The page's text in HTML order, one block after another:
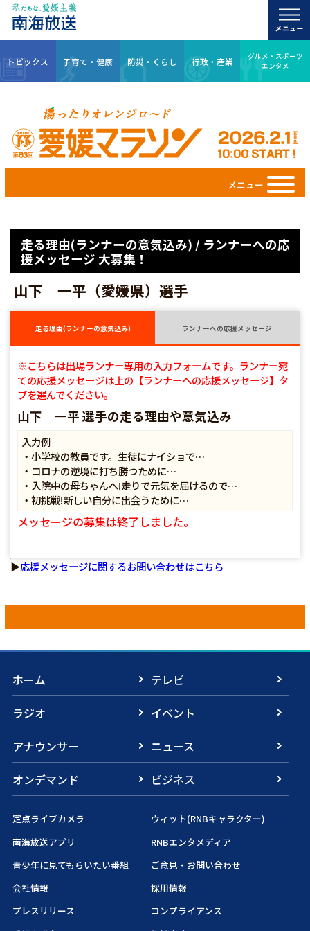
トピックス 子育て・健康 防災・くらし 行政・産業
グルメ・スポーツ
エンタメ
メニュー
走る理由(ランナーの意気込み) / ランナーへの応
援メッセージ 大募集！
山下 一平（愛媛県）選手
走る理由(ランナーの意気込み) ランナーへの応援メッセージ
※こちらは出場ランナー専用の入力フォームです。ランナー宛
ての応援メッセージは上の【ランナーへの応援メッセージ】タ
ブを選んでください。
山下 一平 選手の走る理由や意気込み
入力例
・小学校の教員です。生徒にナイショで…
・コロナの逆境に打ち勝つために…
・入院中の母ちゃんへ!走りで元気を届けるので…
・初挑戦!新しい自分に出会うために…
メッセージの募集は終了しました。
▶応援メッセージに関するお問い合わせはこちら
ホーム
テレビ
ラジオ
イベント
アナウンサー
ニュース
オンデマンド
ビジネス
定点ライブカメラ
ウィット(RNBキャラクター)
南海放送アプリ
RNBエンタメディア
青少年に見てもらいたい番組
ご意見・お問い合わせ
会社情報
採用情報
プレスリリース
コンプライアンス